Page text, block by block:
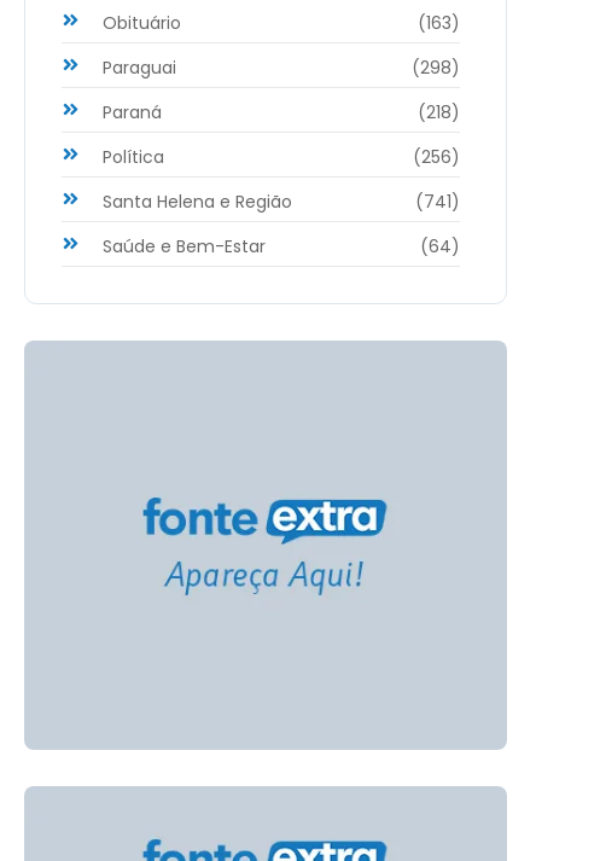
Obituário
(163)
Paraguai
(298)
Paraná
(218)
Política
(256)
Santa Helena e Região
(741)
Saúde e Bem-Estar
(64)